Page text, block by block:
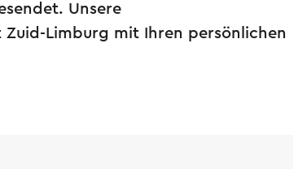
Unsere
Limburg mit Ihren persönlichen